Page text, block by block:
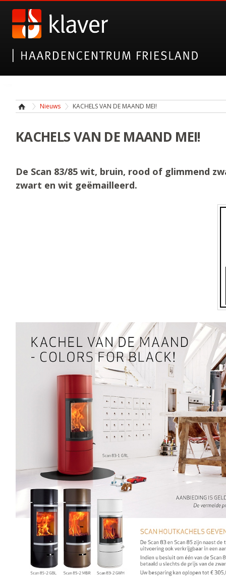
Nieuws KACHELS VAN DE MAAND MEI!
KACHELS VAN DE MAAND MEI!
De Scan 83/85 wit, bruin, rood of glimmend
zwart en wit geëmailleerd.